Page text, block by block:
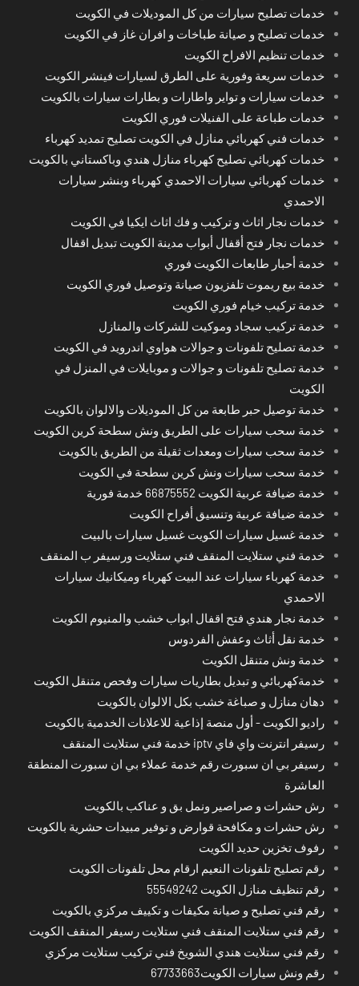
خدمات تصليح سيارات من كل الموديلات في الكويت
خدمات تصليح و صيانة طباخات و افران غاز في الكويت
خدمات تنظيم الافراح الكويت
خدمات سريعة وفورية على الطرق لسيارات فينشر الكويت
خدمات سيارات و تواير واطارات و بطارات سيارات بالكويت
خدمات طباعة على الفنيلات فوري الكويت
خدمات فني كهربائي منازل في الكويت تصليح تمديد كهرباء
خدمات كهربائي تصليح كهرباء منازل هندي وباكستاني بالكويت
خدمات كهربائي سيارات الاحمدي كهرباء وبنشر سيارات
الاحمدي
خدمات نجار اثاث و تركيب و فك اثاث ايكيا في الكويت
خدمات نجار فتح أقفال أبواب مدينة الكويت تبديل اقفال
خدمة أحبار طابعات الكويت فوري
خدمة بيع ريموت تلفزيون صيانة وتوصيل فوري الكويت
خدمة تركيب خيام فوري الكويت
خدمة تركيب سجاد وموكيت للشركات والمنازل
خدمة تصليح تلفونات و جوالات هواوي اندرويد في الكويت
خدمة تصليح تلفونات و جوالات و موبايلات في المنزل في
الكويت
خدمة توصيل حبر طابعة من كل الموديلات والالوان بالكويت
خدمة سحب سيارات على الطريق ونش سطحة كرين الكويت
خدمة سحب سيارات ومعدات ثقيلة من الطريق بالكويت
خدمة سحب سيارات ونش كرين سطحة في الكويت
خدمة ضيافة عربية الكويت 66875552 خدمة فورية
خدمة ضيافة عربية وتنسيق أفراح الكويت
خدمة غسيل سيارات الكويت غسيل سيارات بالبيت
خدمة فني ستلايت المنقف فني ستلايت ورسيفر ب المنقف
خدمة كهرباء سيارات عند البيت كهرباء وميكانيك سيارات
الاحمدي
خدمة نجار هندي فتح اقفال ابواب خشب والمنيوم الكويت
خدمة نقل أثاث وعفش الفردوس
خدمة ونش متنقل الكويت
خدمةكهربائي و تبديل بطاريات سيارات وفحص متنقل الكويت
دهان منازل و صباغة خشب بكل الالوان بالكويت
راديو الكويت - أول منصة إذاعية للاعلانات الخدمية بالكويت
رسيفر انترنت واي فاي iptv خدمة فني ستلايت المنقف
رسيفر بي ان سبورت رقم خدمة عملاء بي ان سبورت المنطقة
العاشرة
رش حشرات و صراصير ونمل بق و عناكب بالكويت
رش حشرات و مكافحة قوارض و توفير مبيدات حشرية بالكويت
رفوف تخزين حديد الكويت
رقم تصليح تلفونات النعيم ارقام محل تلفونات الكويت
رقم تنظيف منازل الكويت 55549242
رقم فني تصليح و صيانة مكيفات و تكييف مركزي بالكويت
رقم فني ستلايت المنقف فني ستلايت رسيفر المنقف الكويت
رقم فني ستلايت هندي الشويخ فني تركيب ستلايت مركزي
رقم ونش سيارات الكويت67733663